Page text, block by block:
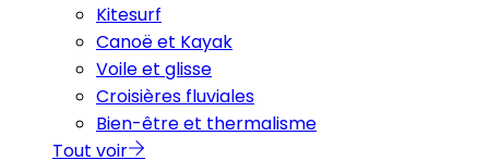
Kitesurf
Canoë et Kayak
Voile et glisse
Croisières fluviales
Bien-être et thermalisme
Tout voir